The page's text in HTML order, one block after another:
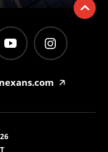
nexans.com 🡥